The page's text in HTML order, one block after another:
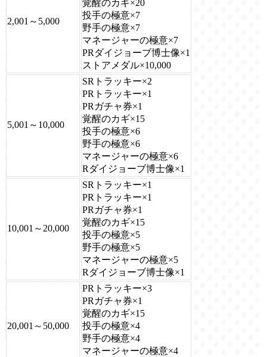
2,001～5,000
覚醒のカギ×20
投手の極意×7
野手の極意×7
マネージャーの極意×7
PRダイジョーブ博士像×1
ストアメダル×10,000
5,001～10,000
SRトラッキー×2
PRトラッキー×1
PRガチャ券×1
覚醒のカギ×15
投手の極意×6
野手の極意×6
マネージャーの極意×6
Rダイジョーブ博士像×1
10,001～20,000
SRトラッキー×1
PRトラッキー×1
PRガチャ券×1
覚醒のカギ×15
投手の極意×5
野手の極意×5
マネージャーの極意×5
Rダイジョーブ博士像×1
20,001～50,000
PRトラッキー×3
PRガチャ券×1
覚醒のカギ×15
投手の極意×4
野手の極意×4
マネージャーの極意×4